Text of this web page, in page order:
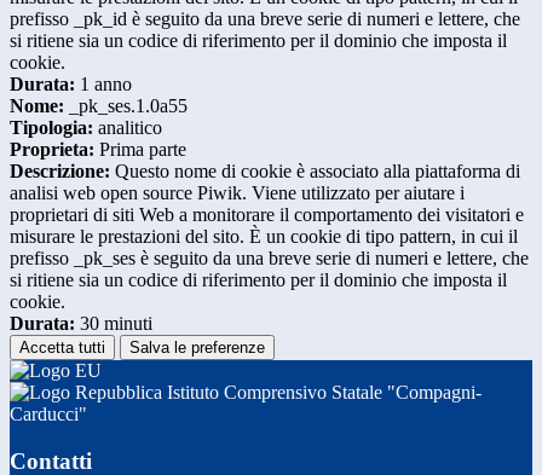
prefisso _pk_id è seguito da una breve serie di numeri e lettere, che
si ritiene sia un codice di riferimento per il dominio che imposta il
cookie.
Durata: 1 anno
Nome: _pk_ses.1.0a55
Tipologia: analitico
Proprieta: Prima parte
Descrizione: Questo nome di cookie è associato alla piattaforma di
analisi web open source Piwik. Viene utilizzato per aiutare i
proprietari di siti Web a monitorare il comportamento dei visitatori e
misurare le prestazioni del sito. È un cookie di tipo pattern, in cui il
prefisso _pk_ses è seguito da una breve serie di numeri e lettere, che
si ritiene sia un codice di riferimento per il dominio che imposta il
cookie.
Durata: 30 minuti
Accetta tutti Salva le preferenze
Istituto Comprensivo Statale "Compagni-
Carducci"
Contatti